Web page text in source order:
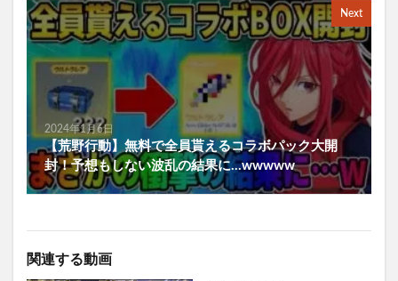
Next
2024年1月6日
【荒野行動】無料で全員貰えるコラボパック大開
封！予想もしない波乱の結果に…wwwww
関連する動画